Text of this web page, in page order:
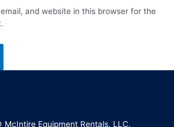
and website in this browser for the
Equipment Rentals, LLC.